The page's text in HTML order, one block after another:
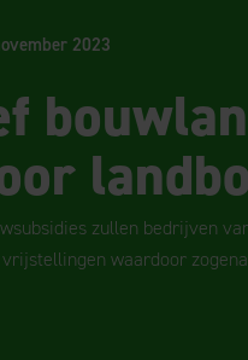
2023
zullen bedrijven
waardoor